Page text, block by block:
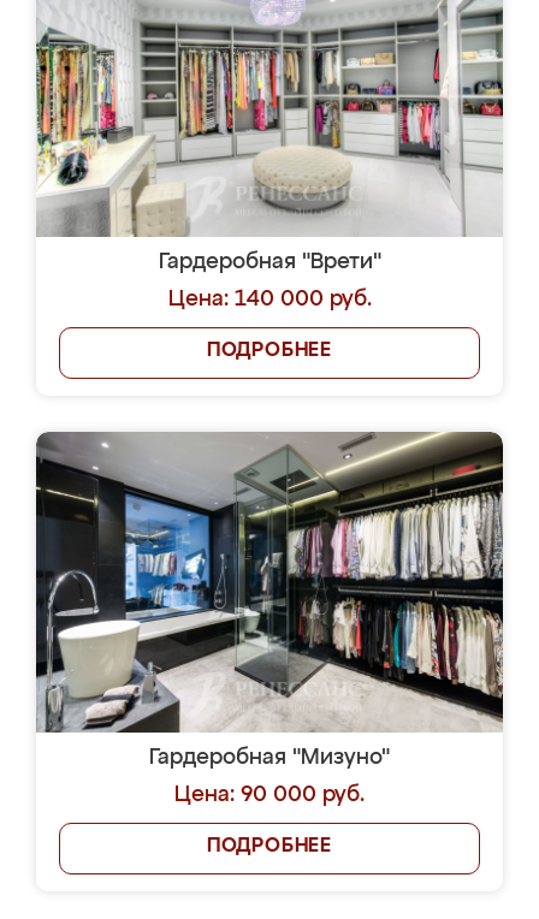
Гардеробная "Врети"
Цена: 140 000 руб.
ПОДРОБНЕЕ
Гардеробная "Мизуно"
Цена: 90 000 руб.
ПОДРОБНЕЕ